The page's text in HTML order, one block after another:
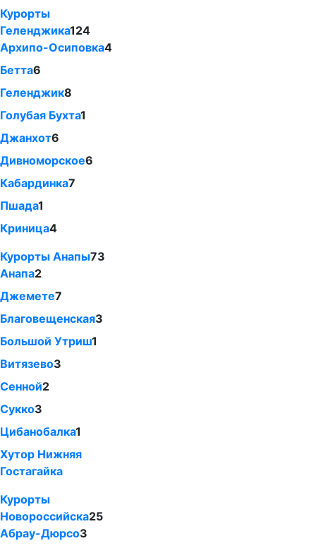
Курорты
Геленджика124
Архипо-Осиповка4
Бетта6
Геленджик8
Голубая Бухта1
Джанхот6
Дивноморское6
Кабардинка7
Пшада1
Криница4
Курорты Анапы73
Анапа2
Джемете7
Благовещенская3
Большой Утриш1
Витязево3
Сенной2
Сукко3
Цибанобалка1
Хутор Нижняя
Гостагайка
Курорты
Новороссийска25
Абрау-Дюрсо3